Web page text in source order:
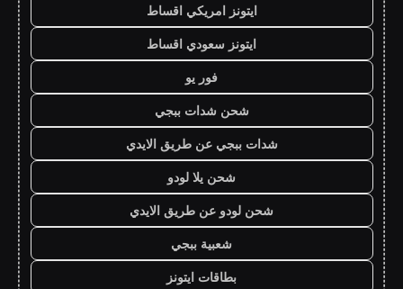
ايتونز امريكي اقساط
ايتونز سعودي اقساط
فور يو
شحن شدات ببجي
شدات ببجي عن طريق الايدي
شحن يلا لودو
شحن لودو عن طريق الايدي
شعبية ببجي
بطاقات ايتونز